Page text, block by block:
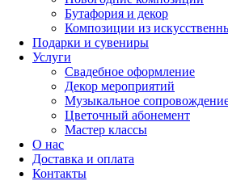
Бутафория и декор
Композиции из
Подарки и сувениры
Услуги
Свадебное оформление
Декор мероприятий
Музыкальное
Цветочный абонемент
Мастер классы
О нас
Доставка и оплата
Контакты